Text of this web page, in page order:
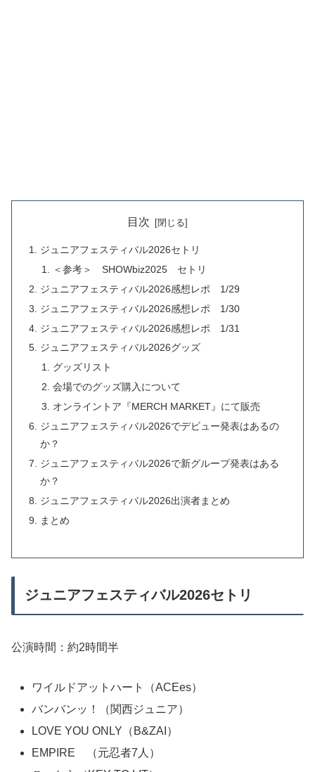
目次
ジュニアフェスティバル2026セトリ
＜参考＞ SHOWbiz2025 セトリ
ジュニアフェスティバル2026感想レポ 1/29
ジュニアフェスティバル2026感想レポ 1/30
ジュニアフェスティバル2026感想レポ 1/31
ジュニアフェスティバル2026グッズ
グッズリスト
会場でのグッズ購入について
オンライントア『MERCH MARKET』にて販売
ジュニアフェスティバル2026でデビュー発表はあるの
か？
ジュニアフェスティバル2026で新グループ発表はある
か？
ジュニアフェスティバル2026出演者まとめ
まとめ
ジュニアフェスティバル2026セトリ
公演時間：約2時間半
ワイルドアットハート（ACEes）
バンバンッ！（関西ジュニア）
LOVE YOU ONLY（B&ZAI）
EMPIRE （元忍者7人）